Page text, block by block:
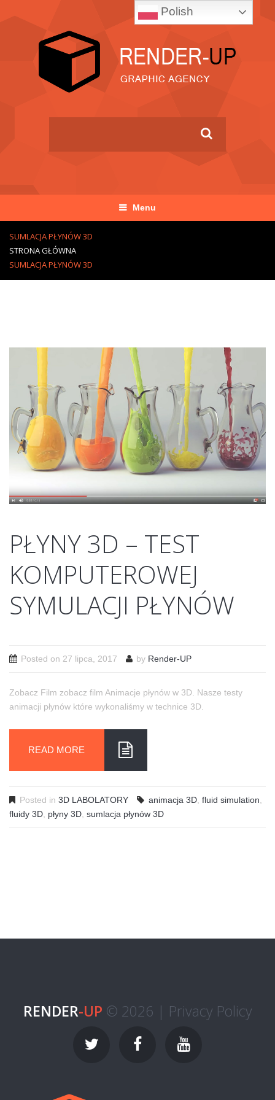
Menu
SUMLACJA PŁYNÓW 3D
STRONA GŁÓWNA
SUMLACJA PŁYNÓW 3D
PŁYNY 3D – TEST
KOMPUTEROWEJ
SYMULACJI PŁYNÓW
Posted on 27 lipca, 2017 by Render-UP
Zobacz Film zobacz film Animacje płynów w 3D. Nasze testy
animacji płynów które wykonaliśmy w technice 3D.
READ MORE
Posted in 3D LABOLATORY animacja 3D fluid simulation
fluidy 3D płyny 3D sumlacja płynów 3D
RENDER-UP © 2026 | Privacy Policy
Polish